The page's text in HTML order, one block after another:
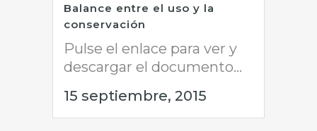
Balance entre el uso y la
conservación
Pulse el enlace para ver y
descargar el documento...
15 septiembre, 2015